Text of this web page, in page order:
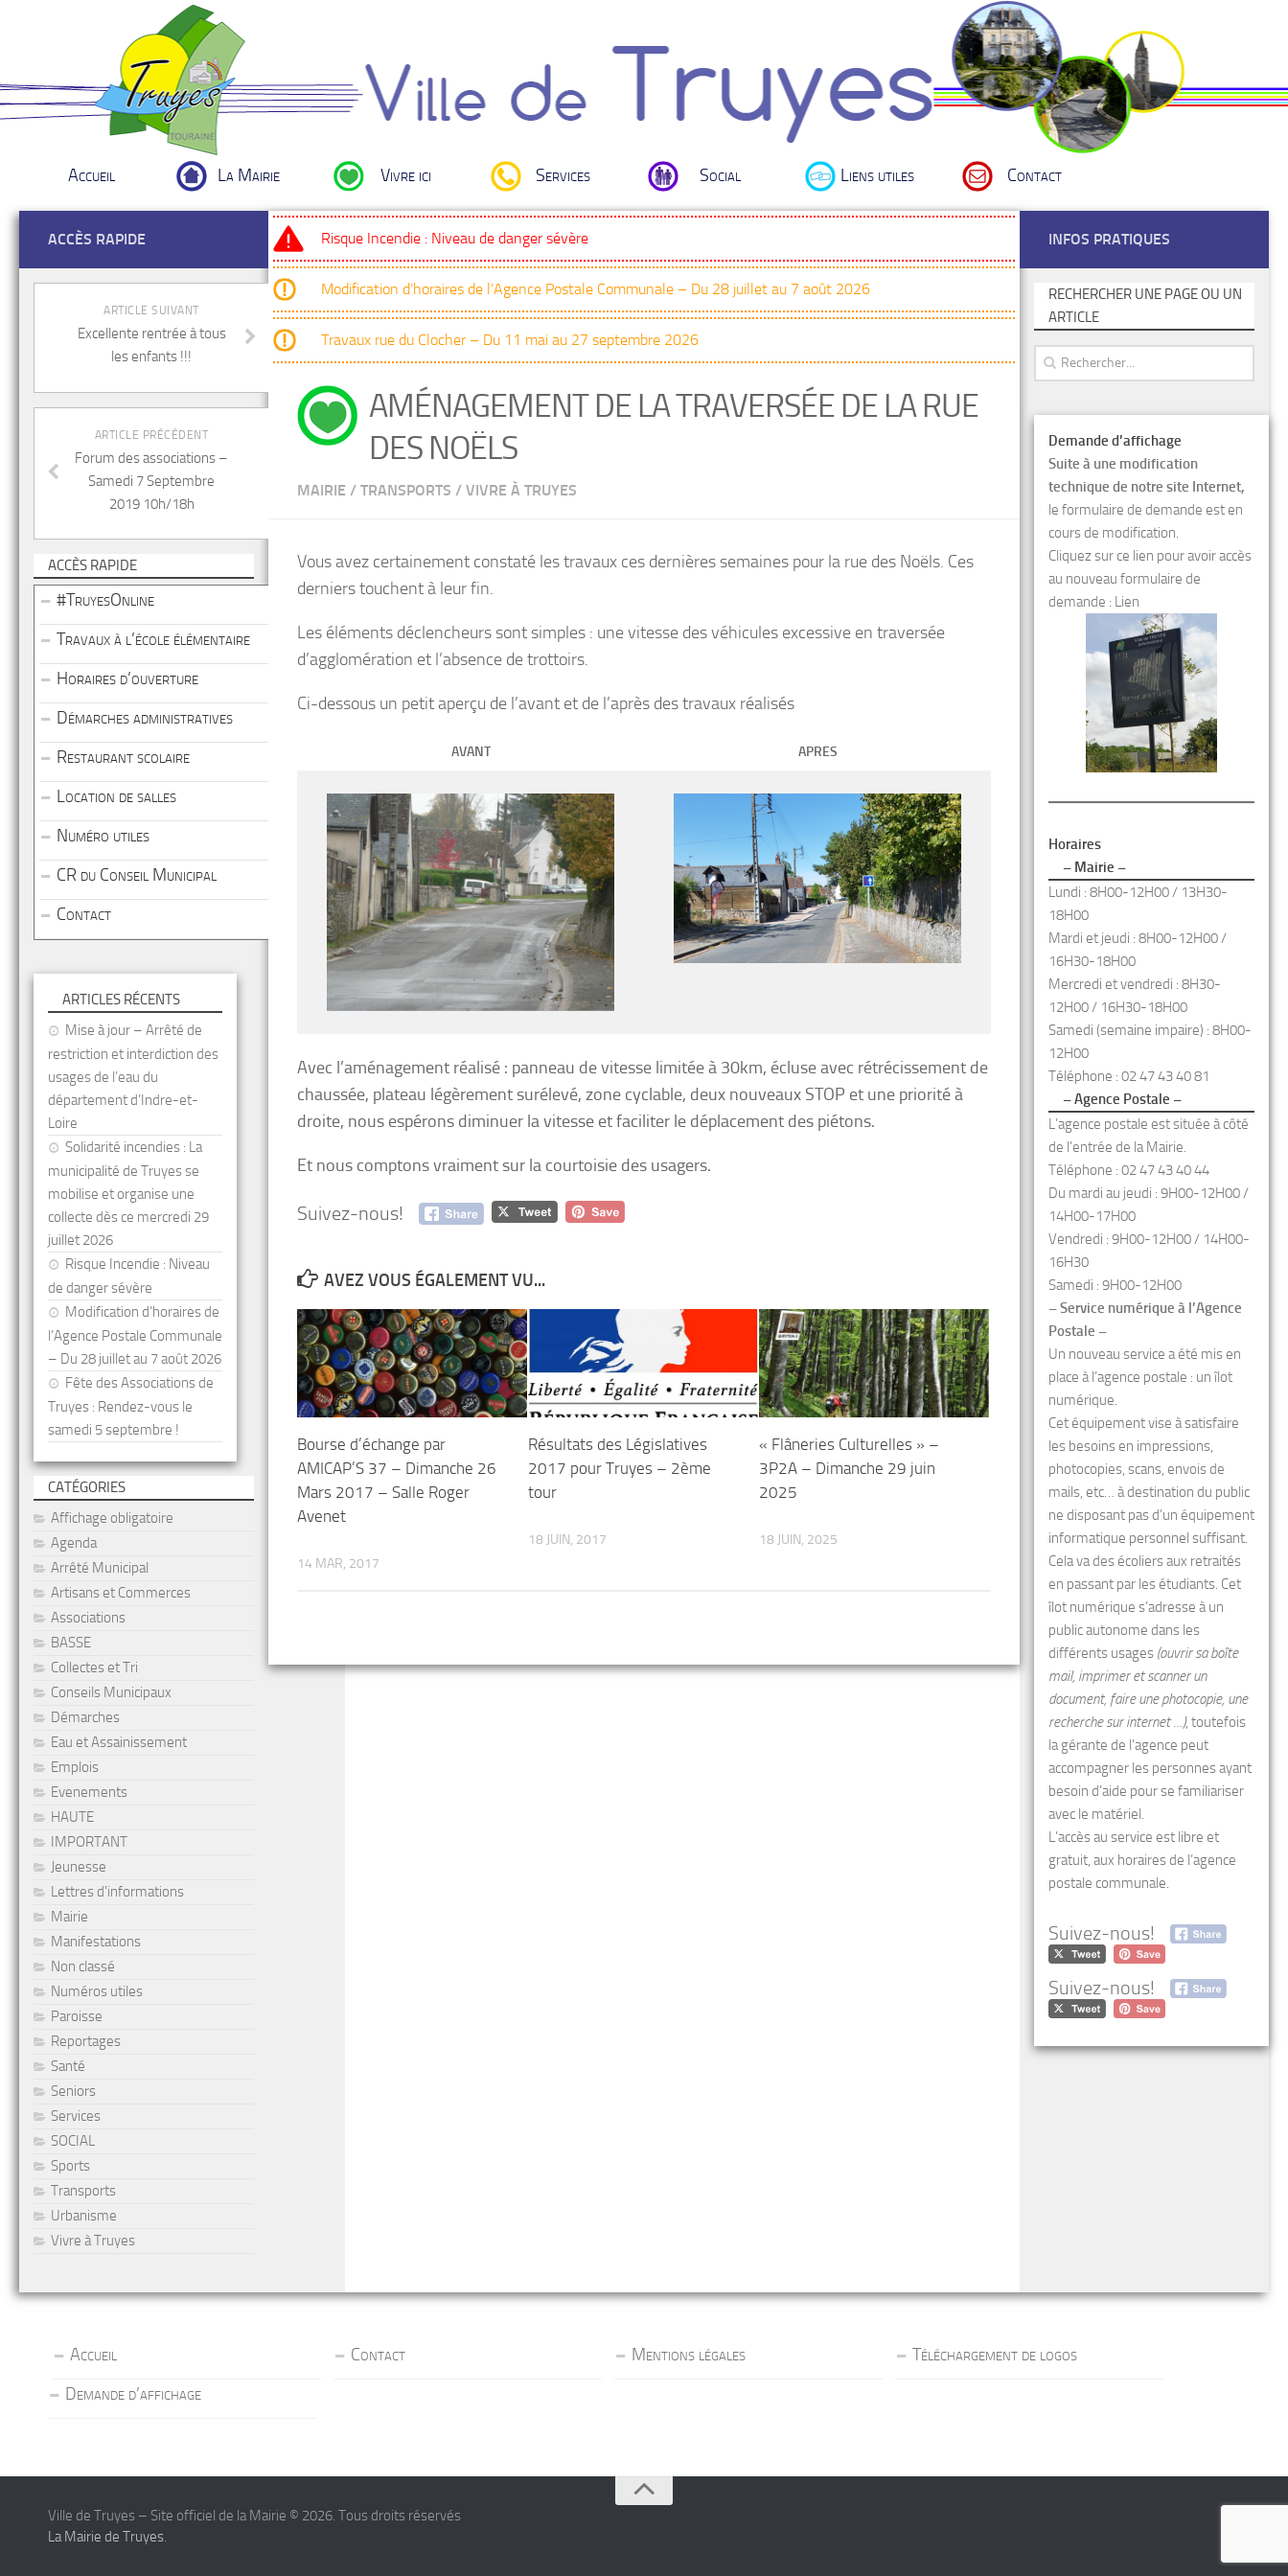
Accueil La Mairie Vivre ici Services Social Liens utiles Contact
Risque Incendie : Niveau de danger sévère
Modification d’horaires de l’Agence Postale Communale – Du 28 juillet au 7 août 2026
Travaux rue du Clocher – Du 11 mai au 27 septembre 2026
AMÉNAGEMENT DE LA TRAVERSÉE DE LA RUE
DES NOËLS
MAIRIE / TRANSPORTS / VIVRE À TRUYES
Vous avez certainement constaté les travaux ces dernières semaines pour la rue des Noëls. Ces
derniers touchent à leur fin.
Les éléments déclencheurs sont simples : une vitesse des véhicules excessive en traversée
d’agglomération et l’absence de trottoirs.
Ci-dessous un petit aperçu de l’avant et de l’après des travaux réalisés
AVANT APRES
Avec l’aménagement réalisé : panneau de vitesse limitée à 30km, écluse avec rétrécissement de
chaussée, plateau légèrement surélevé, zone cyclable, deux nouveaux STOP et une priorité à
droite, nous espérons diminuer la vitesse et faciliter le déplacement des piétons.
Et nous comptons vraiment sur la courtoisie des usagers.
Suivez-nous!
AVEZ VOUS ÉGALEMENT VU...
Bourse d’échange par
AMICAP’S 37 – Dimanche 26
Mars 2017 – Salle Roger
Avenet
14 MAR, 2017
Résultats des Législatives
2017 pour Truyes – 2ème
tour
18 JUIN, 2017
« Flâneries Culturelles » –
3P2A – Dimanche 29 juin
2025
18 JUIN, 2025
ACCÈS RAPIDE
ARTICLE SUIVANT
Excellente rentrée à tous
les enfants !!!
ARTICLE PRÉCÉDENT
Forum des associations –
Samedi 7 Septembre
2019 10h/18h
ACCÈS RAPIDE
#TruyesOnline
Travaux à l’école élémentaire
Horaires d’ouverture
Démarches administratives
Restaurant scolaire
Location de salles
Numéro utiles
CR du Conseil Municipal
Contact
ARTICLES RÉCENTS
Mise à jour – Arrêté de
restriction et interdiction des
usages de l’eau du
département d’Indre-et-
Loire
Solidarité incendies : La
municipalité de Truyes se
mobilise et organise une
collecte dès ce mercredi 29
juillet 2026
Risque Incendie : Niveau
de danger sévère
Modification d’horaires de
l’Agence Postale Communale
– Du 28 juillet au 7 août 2026
Fête des Associations de
Truyes : Rendez-vous le
samedi 5 septembre !
CATÉGORIES
Affichage obligatoire
Agenda
Arrêté Municipal
Artisans et Commerces
Associations
BASSE
Collectes et Tri
Conseils Municipaux
Démarches
Eau et Assainissement
Emplois
Evenements
HAUTE
IMPORTANT
Jeunesse
Lettres d'informations
Mairie
Manifestations
Non classé
Numéros utiles
Paroisse
Reportages
Santé
Seniors
Services
SOCIAL
Sports
Transports
Urbanisme
Vivre à Truyes
INFOS PRATIQUES
RECHERCHER UNE PAGE OU UN
ARTICLE
Demande d’affichage
Suite à une modification
technique de notre site Internet,
le formulaire de demande est en
cours de modification.
Cliquez sur ce lien pour avoir accès
au nouveau formulaire de
demande : Lien
Horaires
– Mairie –
Lundi : 8H00-12H00 / 13H30-
18H00
Mardi et jeudi : 8H00-12H00 /
16H30-18H00
Mercredi et vendredi : 8H30-
12H00 / 16H30-18H00
Samedi (semaine impaire) : 8H00-
12H00
Téléphone : 02 47 43 40 81
– Agence Postale –
L’agence postale est située à côté
de l’entrée de la Mairie.
Téléphone : 02 47 43 40 44
Du mardi au jeudi : 9H00-12H00 /
14H00-17H00
Vendredi : 9H00-12H00 / 14H00-
16H30
Samedi : 9H00-12H00
– Service numérique à l’Agence
Postale –
Un nouveau service a été mis en
place à l’agence postale : un îlot
numérique.
Cet équipement vise à satisfaire
les besoins en impressions,
photocopies, scans, envois de
mails, etc… à destination du public
ne disposant pas d’un équipement
informatique personnel suffisant.
Cela va des écoliers aux retraités
en passant par les étudiants. Cet
îlot numérique s’adresse à un
public autonome dans les
différents usages (ouvrir sa boîte
mail, imprimer et scanner un
document, faire une photocopie, une
recherche sur internet …), toutefois
la gérante de l’agence peut
accompagner les personnes ayant
besoin d’aide pour se familiariser
avec le matériel.
L’accès au service est libre et
gratuit, aux horaires de l’agence
postale communale.
Suivez-nous!
Suivez-nous!
Accueil Contact Mentions légales
Téléchargement de logos
Demande d’affichage
Ville de Truyes – Site officiel de la Mairie © 2026. Tous droits réservés
La Mairie de Truyes.